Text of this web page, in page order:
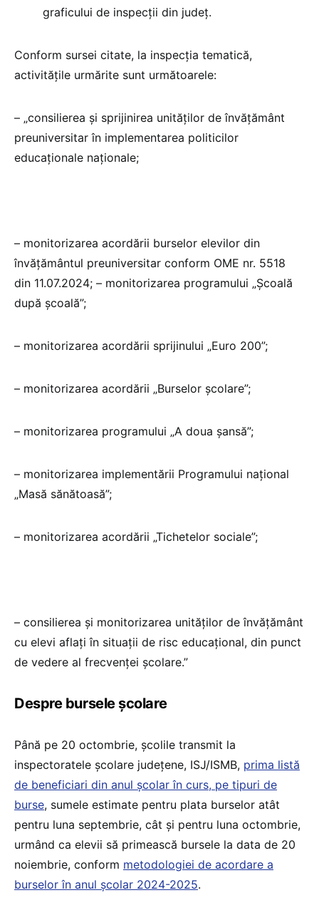
graficului de inspecții din județ.
Conform sursei citate, la inspecția tematică,
activitățile urmărite sunt următoarele:
– „consilierea şi sprijinirea unităților de învăţământ
preuniversitar în implementarea politicilor
educaţionale naţionale;
– monitorizarea acordării burselor elevilor din
învățământul preuniversitar conform OME nr. 5518
din 11.07.2024; – monitorizarea programului „Școală
după școală”;
– monitorizarea acordării sprijinului „Euro 200”;
– monitorizarea acordării „Burselor școlare”;
– monitorizarea programului „A doua șansă”;
– monitorizarea implementării Programului național
„Masă sănătoasă”;
– monitorizarea acordării „Tichetelor sociale”;
– consilierea şi monitorizarea unităţilor de învățământ
cu elevi aflaţi în situaţii de risc educaţional, din punct
de vedere al frecvenţei şcolare.”
Despre bursele școlare
Până pe 20 octombrie, școlile transmit la
inspectoratele școlare județene, ISJ/ISMB, prima listă
de beneficiari din anul școlar în curs, pe tipuri de
burse, sumele estimate pentru plata burselor atât
pentru luna septembrie, cât și pentru luna octombrie,
urmând ca elevii să primească bursele la data de 20
noiembrie, conform metodologiei de acordare a
burselor în anul școlar 2024-2025.